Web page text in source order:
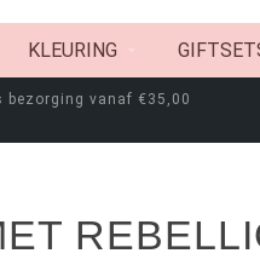
KLEURING
bezorging vanaf €35,00